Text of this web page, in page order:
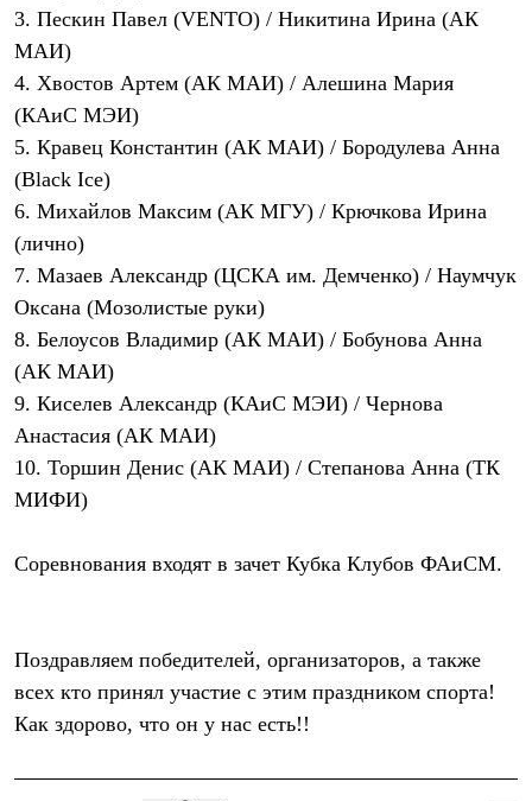
3. Пескин Павел (VENTO) / Никитина Ирина (АК
МАИ)
4. Хвостов Артем (АК МАИ) / Алешина Мария
(КАиС МЭИ)
5. Кравец Константин (АК МАИ) / Бородулева Анна
(Black Ice)
6. Михайлов Максим (АК МГУ) / Крючкова Ирина
(лично)
7. Мазаев Александр (ЦСКА им. Демченко) / Наумчук
Оксана (Мозолистые руки)
8. Белоусов Владимир (АК МАИ) / Бобунова Анна
(АК МАИ)
9. Киселев Александр (КАиС МЭИ) / Чернова
Анастасия (АК МАИ)
10. Торшин Денис (АК МАИ) / Степанова Анна (ТК
МИФИ)
Соревнования входят в зачет Кубка Клубов ФАиСМ.
Поздравляем победителей, организаторов, а также
всех кто принял участие с этим праздником спорта!
Как здорово, что он у нас есть!!